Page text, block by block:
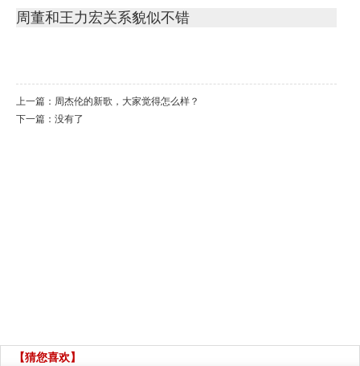
周董和王力宏关系貌似不错
上一篇： 周杰伦的新歌，大家觉得怎么样？
下一篇：没有了
【猜您喜欢】